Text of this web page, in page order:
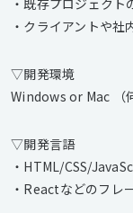
・既存プロジェク
・クライアントや
▽開発環境
Windows or Mac （
▽開発言語
・HTML/CSS/
・Reactなどのフレ